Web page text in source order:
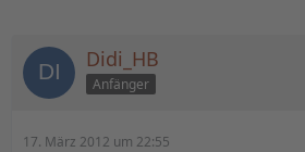
Didi_HB
Anfänger
17. März 2012 um 22:55